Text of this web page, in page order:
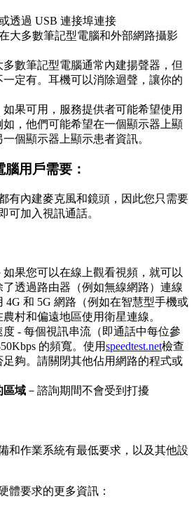
透過 USB 連接埠連接
大多數筆記型電腦和外部網路攝影
多數筆記型電腦通常內建揚聲器 ， 但
一定有。 耳機可以消除迴聲 ， 讓你的
如果可用 ， 服務提供者可能希望使用
如 ， 他們可能希望在一個顯示器上顯
一個顯示器上顯示患者資訊。
腦用 戶需要 ：
有內建麥克風和鏡頭 ， 因 此您只 需要
即可加 入視訊通話。
如果您可以在線 上觀看視頻 ， 就可以
了透過路由器 （例如無線網路） 連線
4G 和 5G 網路 （例如在智慧型手機或
農村和偏遠地區使用衛星連線。
度 - 每個視訊串流 （ 即通話中每位參
的頻寬。 使用speedtest.net檢查
足夠。 請關 閉其他佔用網路的程式或
區域 － 諮詢期 間不會受到 打擾
和作業系統有最低要求 ， 以 及其他設
體要求的更多資訊 ：